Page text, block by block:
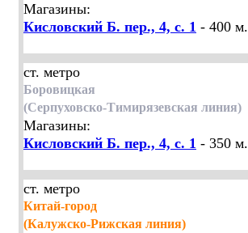
Магазины:
Кисловский Б. пер., 4, с. 1 - 400 м.
ст. метро
Боровицкая
(Серпуховско-Тимирязевская линия)
Магазины:
Кисловский Б. пер., 4, с. 1 - 350 м.
ст. метро
Китай-город
(Калужско-Рижская линия)